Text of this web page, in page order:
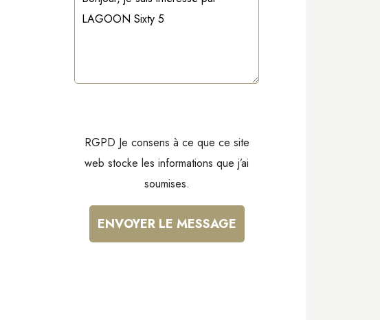
RGPD Je consens à ce que ce site
web stocke les informations que j’ai
soumises.